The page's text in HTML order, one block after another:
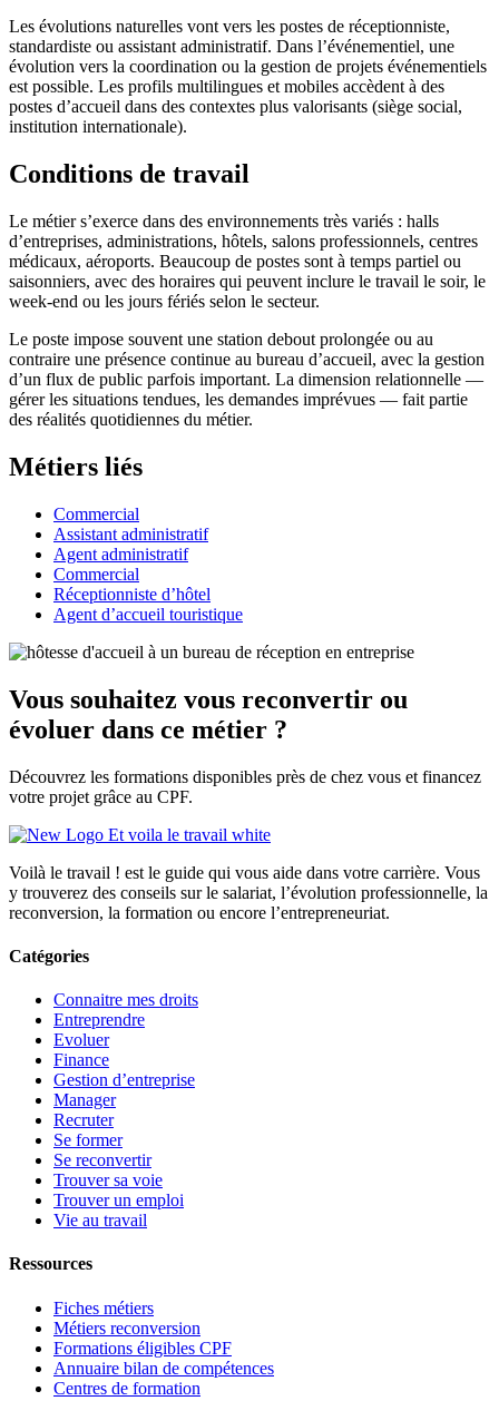
Les évolutions naturelles vont vers les postes de réceptionniste,
standardiste ou assistant administratif. Dans l’événementiel, une
évolution vers la coordination ou la gestion de projets événementiels
est possible. Les profils multilingues et mobiles accèdent à des
postes d’accueil dans des contextes plus valorisants (siège social,
institution internationale).
Conditions de travail
Le métier s’exerce dans des environnements très variés : halls
d’entreprises, administrations, hôtels, salons professionnels, centres
médicaux, aéroports. Beaucoup de postes sont à temps partiel ou
saisonniers, avec des horaires qui peuvent inclure le travail le soir, le
week-end ou les jours fériés selon le secteur.
Le poste impose souvent une station debout prolongée ou au
contraire une présence continue au bureau d’accueil, avec la gestion
d’un flux de public parfois important. La dimension relationnelle —
gérer les situations tendues, les demandes imprévues — fait partie
des réalités quotidiennes du métier.
Métiers liés
Commercial
Assistant administratif
Agent administratif
Commercial
Réceptionniste d’hôtel
Agent d’accueil touristique
Vous souhaitez vous reconvertir ou
évoluer dans ce métier ?
Découvrez les formations disponibles près de chez vous et financez
votre projet grâce au CPF.
Voilà le travail ! est le guide qui vous aide dans votre carrière. Vous
y trouverez des conseils sur le salariat, l’évolution professionnelle, la
reconversion, la formation ou encore l’entrepreneuriat.
Catégories
Connaitre mes droits
Entreprendre
Evoluer
Finance
Gestion d’entreprise
Manager
Recruter
Se former
Se reconvertir
Trouver sa voie
Trouver un emploi
Vie au travail
Ressources
Fiches métiers
Métiers reconversion
Formations éligibles CPF
Annuaire bilan de compétences
Centres de formation